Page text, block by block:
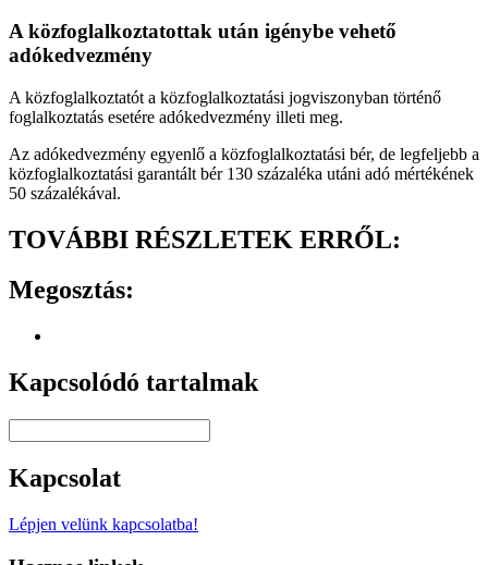
A közfoglalkoztatottak után igénybe vehető
adókedvezmény
A közfoglalkoztatót a közfoglalkoztatási jogviszonyban történő
foglalkoztatás esetére adókedvezmény illeti meg.
Az adókedvezmény egyenlő a közfoglalkoztatási bér, de legfeljebb a
közfoglalkoztatási garantált bér 130 százaléka utáni adó mértékének
50 százalékával.
TOVÁBBI RÉSZLETEK ERRŐL:
Megosztás:
Kapcsolódó tartalmak
Kapcsolat
Lépjen velünk kapcsolatba!